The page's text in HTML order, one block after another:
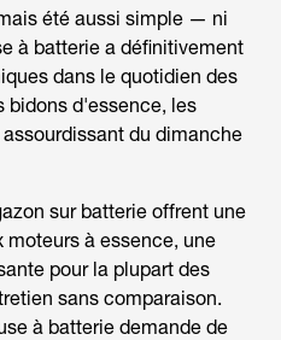
été aussi simple — ni
à batterie a définitivement
dans le quotidien des
bidons d'essence, les
du dimanche
sur batterie offrent une
à essence, une
pour la plupart des
sans comparaison.
à batterie demande de